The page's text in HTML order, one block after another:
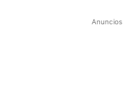
Anuncios